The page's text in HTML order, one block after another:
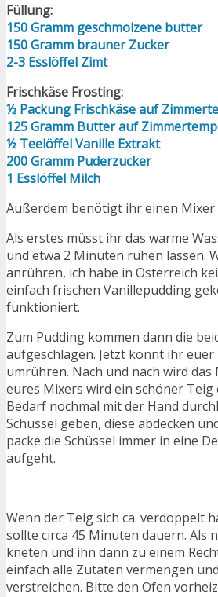
Füllung:
150 Gramm geschmolzene butter
150 Gramm brauner Zucker
2-3 Esslöffel Zimt
Frischkäse Frosting:
½ Packung Frischkäse auf
125 Gramm Butter auf
½ Teelöffel Vanille Extrakt
200 Gramm Puderzucker
1 Esslöffel Milch
Außerdem benötigt ihr einen Mixer
Als erstes müsst ihr das warme
und etwa 2 Minuten ruhen lassen.
anrühren, ich habe in Österreich
einfach frischen Vanillepudding
funktioniert.
Zum Pudding kommen dann die
aufgeschlagen. Jetzt könnt ihr
umrühren. Nach und nach wird
eures Mixers wird ein schöner
Bedarf nochmal mit der Hand
Schüssel geben, diese abdecken
packe die Schüssel immer in eine
aufgeht.
Wenn der Teig sich ca. verdoppelt
sollte circa 45 Minuten dauern. Als
kneten und ihn dann zu einem
einfach alle Zutaten vermengen
verstreichen. Bitte den Ofen